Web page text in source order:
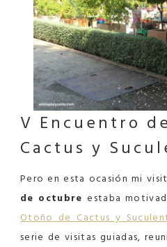
V Encuentro
Cactus y
Pero en esta ocasión mi
de octubreestaba
Otoño de Cactus y
serie de visitas guiadas,